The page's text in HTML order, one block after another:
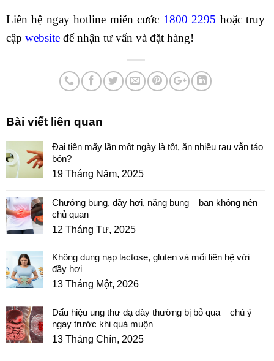
Liên hệ ngay hotline miễn cước 1800 2295 hoặc truy
cập website để nhận tư vấn và đặt hàng!
Bài viết liên quan
Đại tiện mấy lần một ngày là tốt, ăn nhiều rau vẫn táo
bón?
19 Tháng Năm, 2025
Chướng bụng, đầy hơi, nặng bụng – bạn không nên
chủ quan
12 Tháng Tư, 2025
Không dung nạp lactose, gluten và mối liên hệ với
đầy hơi
13 Tháng Một, 2026
Dấu hiệu ung thư dạ dày thường bị bỏ qua – chú ý
ngay trước khi quá muộn
13 Tháng Chín, 2025